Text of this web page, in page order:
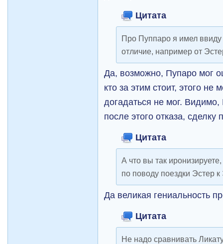
Цитата
Про Пуппаро я имел
отличие, например от
Да, возможно, Пупаро мог
кто за этим стоит, этого не
догадаться не мог.
после этого отказа,
Цитата
А что вы так
по поводу поездки Эстер
Да великая гениальность
Цитата
Не надо сравнивать